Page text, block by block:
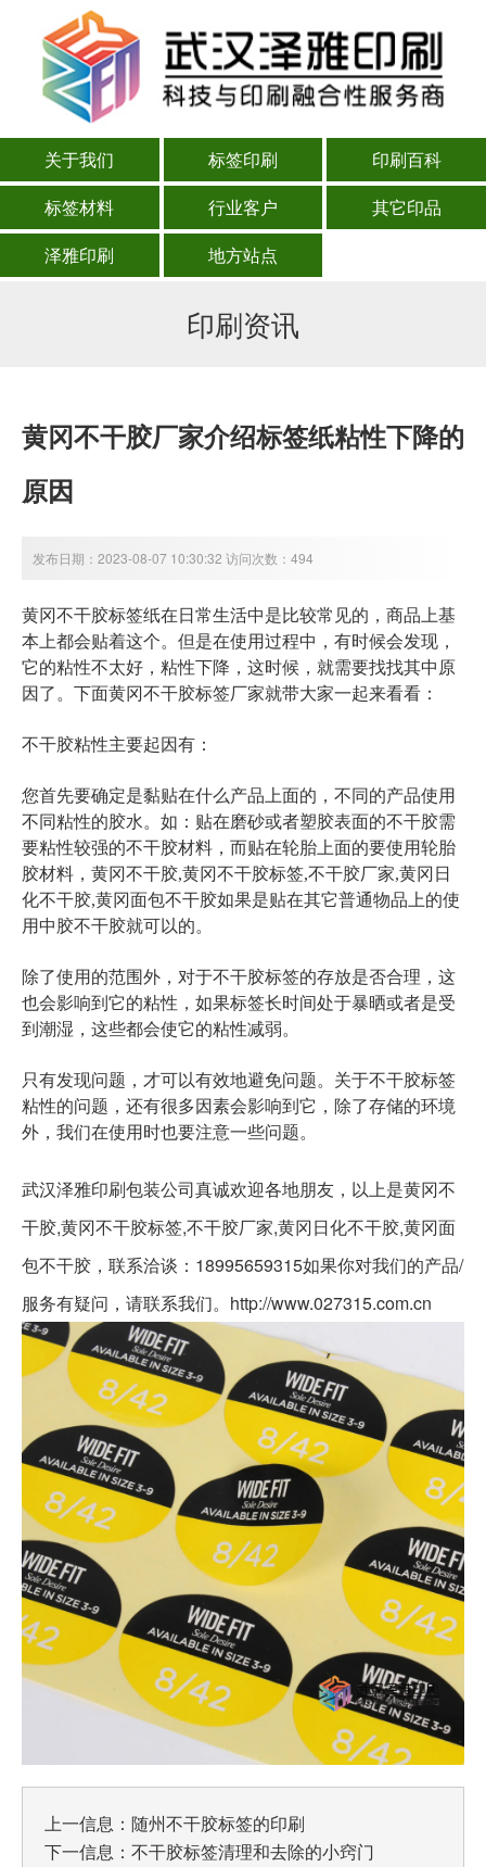
关于我们 标签印刷
印刷百科
标签材料
行业客户
其它印品
泽雅印刷
地方站点
印刷资讯
黄冈不干胶厂家介绍标签纸粘性下降的
原因
发布日期：2023-08-07 10:30:32 访问次数：494
黄冈不干胶标签纸在日常生活中是比较常见的，商品上基
本上都会贴着这个。但是在使用过程中，有时候会发现，
它的粘性不太好，粘性下降，这时候，就需要找找其中原
因了。下面黄冈不干胶标签厂家就带大家一起来看看：
不干胶粘性主要起因有：
您首先要确定是黏贴在什么产品上面的，不同的产品使用
不同粘性的胶水。如：贴在磨砂或者塑胶表面的不干胶需
要粘性较强的不干胶材料，而贴在轮胎上面的要使用轮胎
胶材料， 黄冈不干胶,黄冈不干胶标签,不干胶厂家,黄冈日
化不干胶,黄冈面包不干胶如果是贴在其它普通物品上的使
用中胶不干胶就可以的。
除了使用的范围外，对于不干胶标签的存放是否合理，这
也会影响到它的粘性，如果标签长时间处于暴晒或者是受
到潮湿，这些都会使它的粘性减弱。
只有发现问题，才可以有效地避免问题。关于不干胶标签
粘性的问题，还有很多因素会影响到它，除了存储的环境
外，我们在使用时也要注意一些问题。
武汉泽雅印刷包装公司真诚欢迎各地朋友，以上是黄冈不
干胶,黄冈不干胶标签,不干胶厂家,黄冈日化不干胶,黄冈面
包不干胶，联系洽谈：18995659315如果你对我们的产品/
服务有疑问，请联系我们。http://www.027315.com.cn
上一信息： 随州不干胶标签的印刷
下一信息： 不干胶标签清理和去除的小窍门